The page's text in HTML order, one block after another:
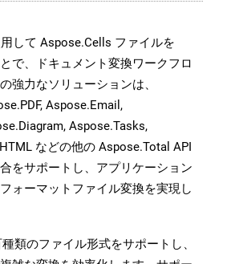
して Aspose.Cells ファイルを
で、ドキュメント変換ワークフロ
強力なソリューションは、
Aspose.Email,
Aspose.Tasks,
などの他の Aspose.Total API
をサポートし、アプリケーション
ォーマットファイル変換を実現し
類のファイル形式をサポートし、